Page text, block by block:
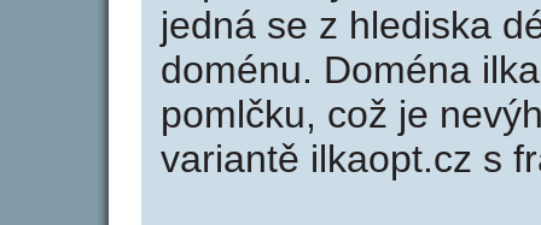
jedná se z hlediska
doménu. Doména
pomlčku, což je
variantě ilkaopt.cz s